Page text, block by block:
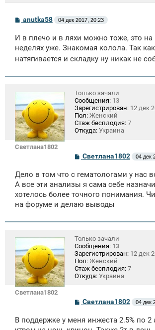
С
о
б
щ
е
н
anutka58 04 дек 2017, 20:23
И в плечо и в ляхи можно тоже, это на
неделях уже. Знакомая колола. Так
натягивается и складку ну никак не
Светлана1802
Только зачали
Сообщения: 13
Зарегистрирован: 12 дек
Пол: Женский
Стаж бесплодия: 7
Откуда: Украина
С
о
б
щ
н
и
Светлана1802 04 дек
Дело в том что с гематологами у нас
А все эти анализы я сама себе
хотелось более точного понимания.
на форуме и делаю выводы
Светлана1802
Только зачали
Сообщения: 13
Зарегистрирован: 12 дек
Пол: Женский
Стаж бесплодия: 7
Откуда: Украина
С
о
б
щ
Светлана1802 04 дек
В поддержке у меня инжеста 2.5% по 2